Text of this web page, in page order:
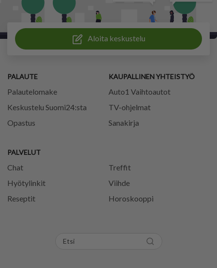
Aloita keskustelu
PALAUTE
Palautelomake
Keskustelu Suomi24:sta
Opastus
PALVELUT
Chat
Treffit
Hyötylinkit
Viihde
Reseptit
Horoskooppi
KAUPALLINEN YHTEISTYÖ
Auto1 Vaihtoautot
TV-ohjelmat
Sanakirja